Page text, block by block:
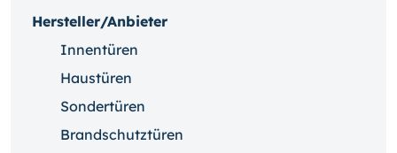
Hersteller/Anbieter
Innentüren
Haustüren
Sondertüren
Brandschutztüren